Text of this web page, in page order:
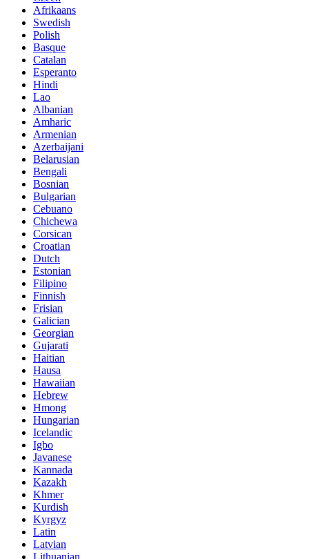
Afrikaans
Swedish
Polish
Basque
Catalan
Esperanto
Hindi
Lao
Albanian
Amharic
Armenian
Azerbaijani
Belarusian
Bengali
Bosnian
Bulgarian
Cebuano
Chichewa
Corsican
Croatian
Dutch
Estonian
Filipino
Finnish
Frisian
Galician
Georgian
Gujarati
Haitian
Hausa
Hawaiian
Hebrew
Hmong
Hungarian
Icelandic
Igbo
Javanese
Kannada
Kazakh
Khmer
Kurdish
Kyrgyz
Latin
Latvian
Lithuanian